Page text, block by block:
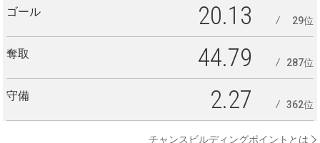
ゴール 20.13 29位
奪取 44.79 287位
守備 2.27 362位
チャンスビルディングポイントとは